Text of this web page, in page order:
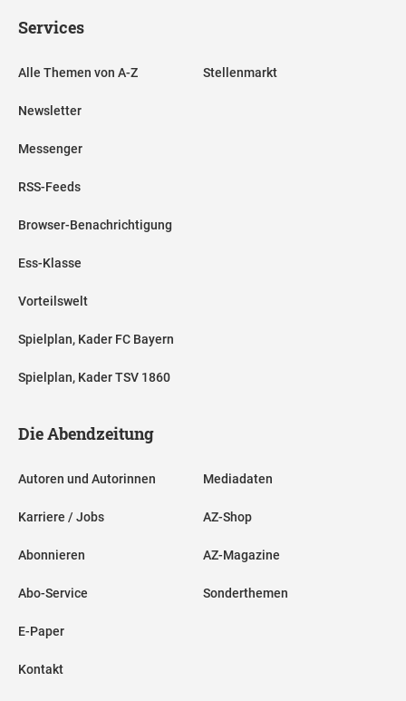
Services
Alle Themen von A-Z
Newsletter
Messenger
RSS-Feeds
Browser-Benachrichtigung
Ess-Klasse
Vorteilswelt
Spielplan, Kader FC Bayern
Spielplan, Kader TSV 1860
Stellenmarkt
Die Abendzeitung
Autoren und Autorinnen
Karriere / Jobs
Abonnieren
Abo-Service
E-Paper
Kontakt
Mediadaten
AZ-Shop
AZ-Magazine
Sonderthemen